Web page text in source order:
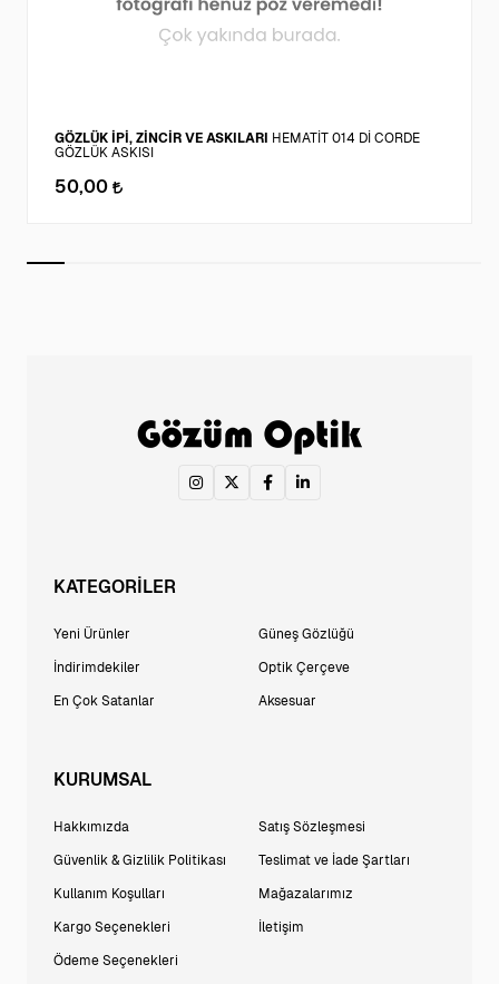
GÖZLÜK İPİ, ZİNCİR VE ASKILARI
HEMATİT 014 Dİ CORDE
GÖZLÜK ASKISI
50,00
KATEGORİLER
Yeni Ürünler
İndirimdekiler
En Çok Satanlar
Güneş Gözlüğü
Optik Çerçeve
Aksesuar
KURUMSAL
Hakkımızda
Güvenlik & Gizlilik Politikası
Kullanım Koşulları
Kargo Seçenekleri
Ödeme Seçenekleri
Satış Sözleşmesi
Teslimat ve İade Şartları
Mağazalarımız
İletişim